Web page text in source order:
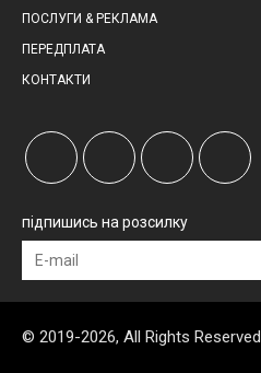
ПОСЛУГИ & РЕКЛАМА
ПЕРЕДПЛАТА
КОНТАКТИ
підпишись на розсилку
© 2019-2026, All Rights Reserved